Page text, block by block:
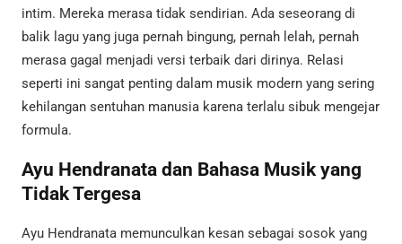
intim. Mereka merasa tidak sendirian. Ada seseorang di
balik lagu yang juga pernah bingung, pernah lelah, pernah
merasa gagal menjadi versi terbaik dari dirinya. Relasi
seperti ini sangat penting dalam musik modern yang sering
kehilangan sentuhan manusia karena terlalu sibuk mengejar
formula.
Ayu Hendranata dan Bahasa Musik yang
Tidak Tergesa
Ayu Hendranata memunculkan kesan sebagai sosok yang